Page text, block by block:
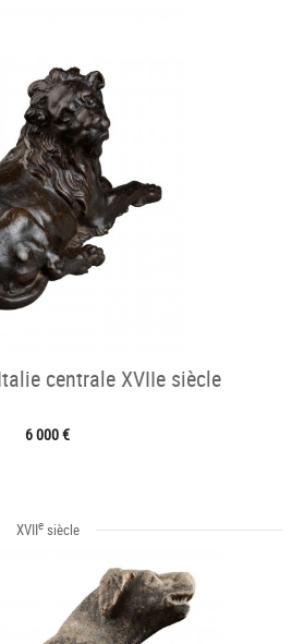
centrale XVIIe siècle
6 000 €
XVIIesiècle